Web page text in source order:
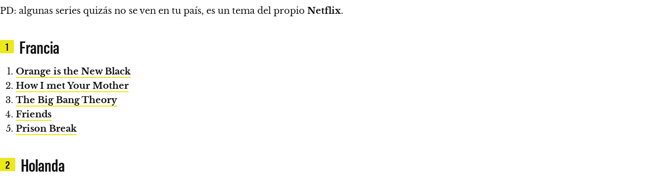
PD: algunas series quizás no se ven en tu país, es un tema del propio Netflix.
1 Francia
Orange is the New Black
How I met Your Mother
The Big Bang Theory
Friends
Prison Break
2 Holanda